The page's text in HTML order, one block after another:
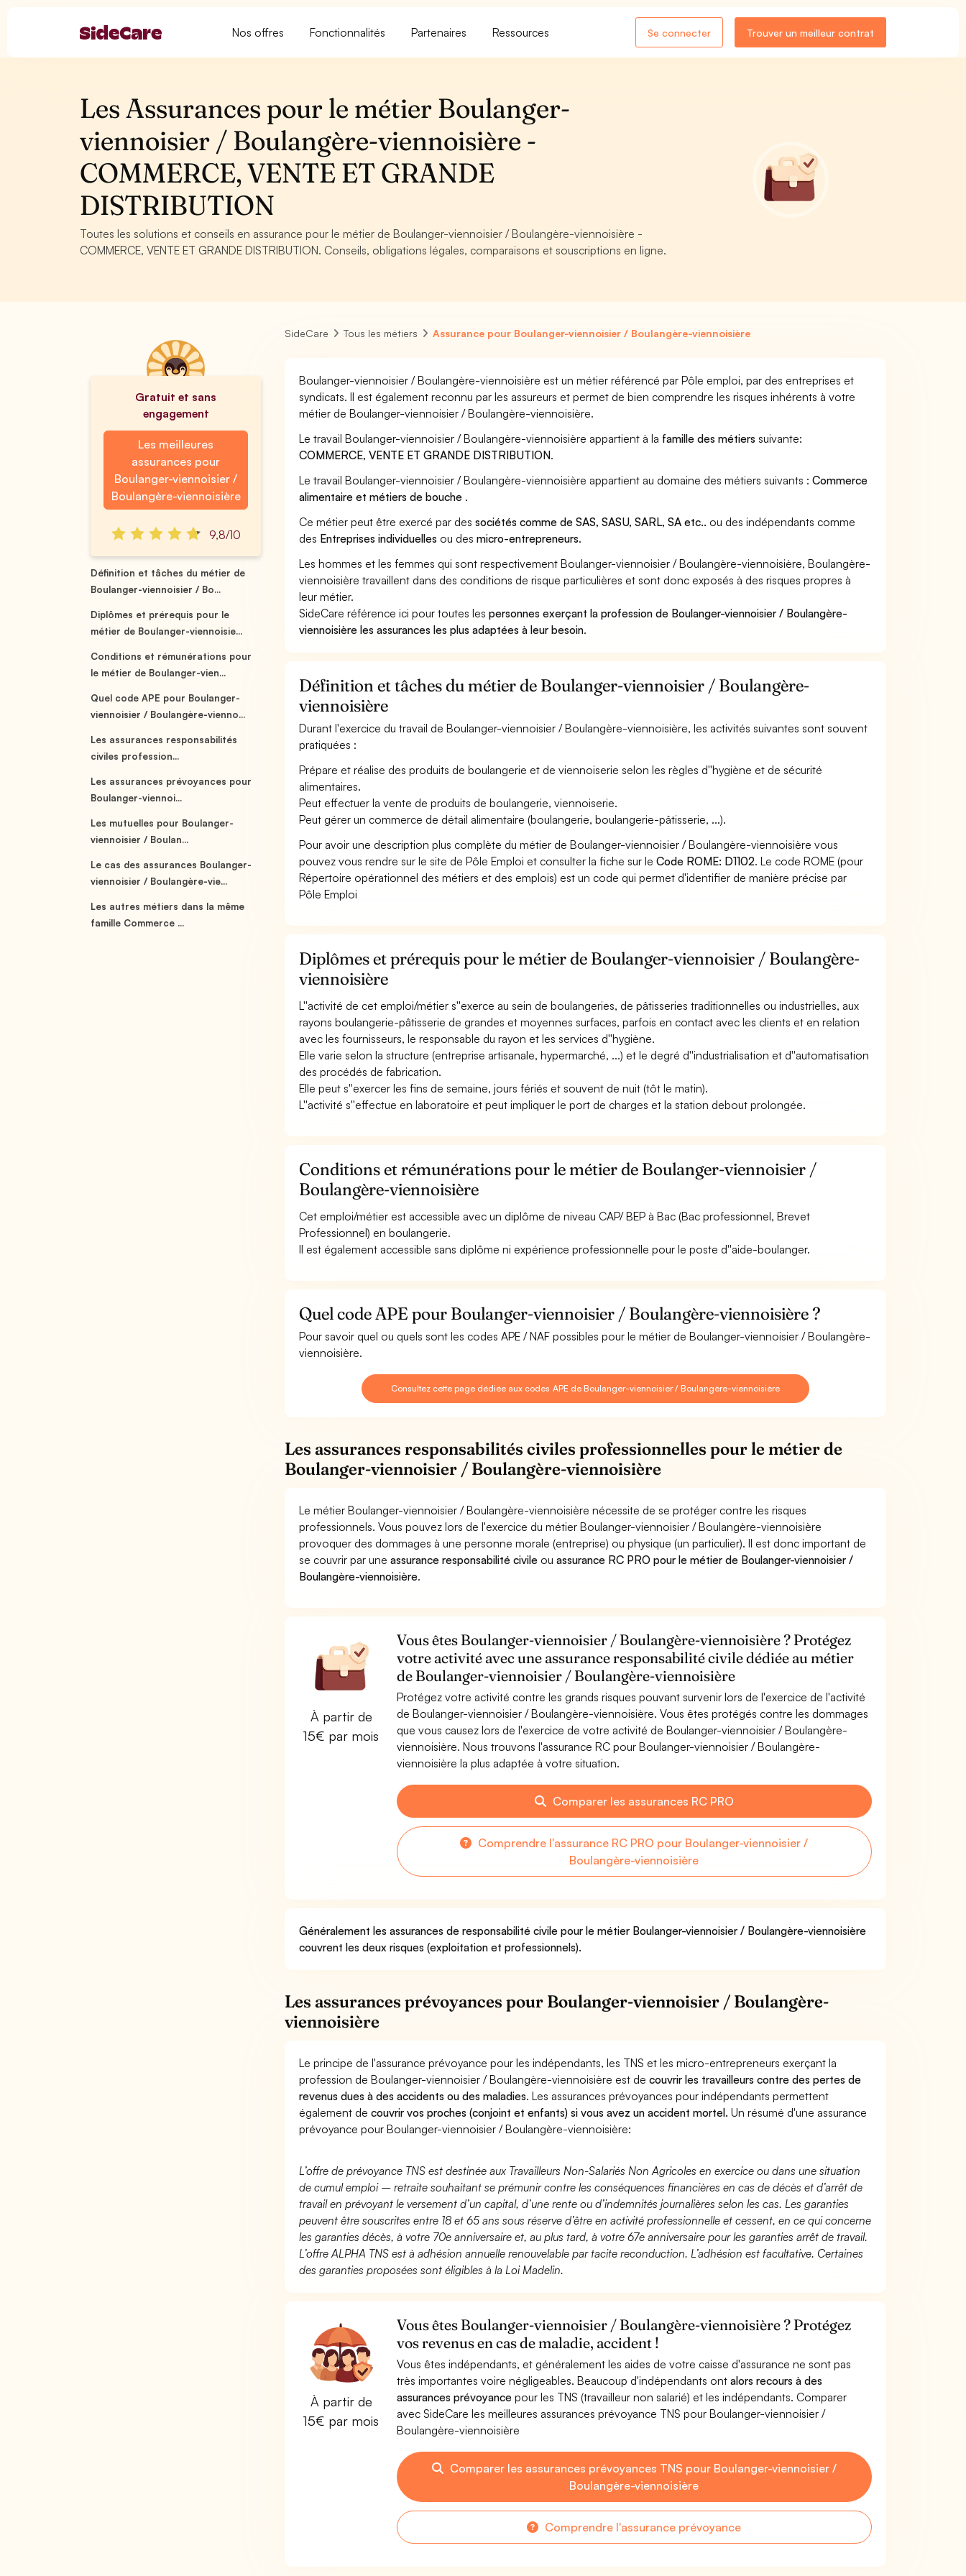
Nos offres Fonctionnalités Partenaires Ressources Se connecter Trouver un meilleur contrat
Les Assurances pour le métier Boulanger-
viennoisier / Boulangère-viennoisière -
COMMERCE, VENTE ET GRANDE
DISTRIBUTION
Toutes les solutions et conseils en assurance pour le métier de Boulanger-viennoisier / Boulangère-viennoisière -
COMMERCE, VENTE ET GRANDE DISTRIBUTION. Conseils, obligations légales, comparaisons et souscriptions en ligne.
Gratuit et sans
engagement
Les meilleures
assurances pour
Boulanger-viennoisier /
Boulangère-viennoisière
9,8/10
Définition et tâches du métier de
Boulanger-viennoisier / Bo...
Diplômes et prérequis pour le
métier de Boulanger-viennoisie...
Conditions et rémunérations pour
le métier de Boulanger-vien...
Quel code APE pour Boulanger-
viennoisier / Boulangère-vienno...
Les assurances responsabilités
civiles profession...
Les assurances prévoyances pour
Boulanger-viennoi...
Les mutuelles pour Boulanger-
viennoisier / Boulan...
Le cas des assurances Boulanger-
viennoisier / Boulangère-vie...
Les autres métiers dans la même
famille Commerce ...
SideCare Tous les métiers Assurance pour Boulanger-viennoisier / Boulangère-viennoisière
Boulanger-viennoisier / Boulangère-viennoisière est un métier référencé par Pôle emploi, par des entreprises et
syndicats. Il est également reconnu par les assureurs et permet de bien comprendre les risques inhérents à votre
métier de Boulanger-viennoisier / Boulangère-viennoisière.
Le travail Boulanger-viennoisier / Boulangère-viennoisière appartient à la famille des métiers suivante:
COMMERCE, VENTE ET GRANDE DISTRIBUTION.
Le travail Boulanger-viennoisier / Boulangère-viennoisière appartient au domaine des métiers suivants :Commerce
alimentaire et métiers de bouche .
Ce métier peut être exercé par dessociétés comme de SAS, SASU, SARL, SA etc.. ou des indépendants comme
des Entreprises individuelles ou desmicro-entrepreneurs.
Les hommes et les femmes qui sont respectivement Boulanger-viennoisier / Boulangère-viennoisière, Boulangère-
viennoisière travaillent dans des conditions de risque particulières et sont donc exposés à des risques propres à
leur métier.
SideCare référence ici pour toutes lespersonnes exerçant la profession de Boulanger-viennoisier / Boulangère-
viennoisière les assurances les plus adaptées à leur besoin.
Définition et tâches du métier de Boulanger-viennoisier / Boulangère-
viennoisière
Durant l'exercice du travail de Boulanger-viennoisier / Boulangère-viennoisière, les activités suivantes sont souvent
pratiquées :
Prépare et réalise des produits de boulangerie et de viennoiserie selon les règles d''hygiène et de sécurité
alimentaires.
Peut effectuer la vente de produits de boulangerie, viennoiserie.
Peut gérer un commerce de détail alimentaire (boulangerie, boulangerie-pâtisserie, ...).
Pour avoir une description plus complète du métier de Boulanger-viennoisier / Boulangère-viennoisière vous
pouvez vous rendre sur le site de Pôle Emploi et consulter la fiche sur leCode ROME: D1102. Le code ROME (pour
Répertoire opérationnel des métiers et des emplois) est un code qui permet d'identifier de manière précise par
Pôle Emploi
Diplômes et prérequis pour le métier de Boulanger-viennoisier / Boulangère-
viennoisière
L''activité de cet emploi/métier s''exerce au sein de boulangeries, de pâtisseries traditionnelles ou industrielles, aux
rayons boulangerie-pâtisserie de grandes et moyennes surfaces, parfois en contact avec les clients et en relation
avec les fournisseurs, le responsable du rayon et les services d''hygiène.
Elle varie selon la structure (entreprise artisanale, hypermarché, ...) et le degré d''industrialisation et d''automatisation
des procédés de fabrication.
Elle peut s''exercer les fins de semaine, jours fériés et souvent de nuit (tôt le matin).
L''activité s''effectue en laboratoire et peut impliquer le port de charges et la station debout prolongée.
Conditions et rémunérations pour le métier de Boulanger-viennoisier /
Boulangère-viennoisière
Cet emploi/métier est accessible avec un diplôme de niveau CAP/ BEP à Bac (Bac professionnel, Brevet
Professionnel) en boulangerie.
Il est également accessible sans diplôme ni expérience professionnelle pour le poste d''aide-boulanger.
Quel code APE pour Boulanger-viennoisier / Boulangère-viennoisière ?
Pour savoir quel ou quels sont les codes APE / NAF possibles pour le métier de Boulanger-viennoisier / Boulangère-
viennoisière.
Consultez cette page dédiée aux codes APE de Boulanger-viennoisier / Boulangère-viennoisière
Les assurances responsabilités civiles professionnelles pour le métier de
Boulanger-viennoisier / Boulangère-viennoisière
Le métier Boulanger-viennoisier / Boulangère-viennoisière nécessite de se protéger contre les risques
professionnels. Vous pouvez lors de l'exercice du métier Boulanger-viennoisier / Boulangère-viennoisière
provoquer des dommages à une personne morale (entreprise) ou physique (un particulier). Il est donc important de
se couvrir par uneassurance responsabilité civile ouassurance RC PRO pour le métier de Boulanger-viennoisier /
Boulangère-viennoisière.
À partir de
15€ par mois
Vous êtes Boulanger-viennoisier / Boulangère-viennoisière ? Protégez
votre activité avec une assurance responsabilité civile dédiée au métier
de Boulanger-viennoisier / Boulangère-viennoisière
Protégez votre activité contre les grands risques pouvant survenir lors de l'exercice de l'activité
de Boulanger-viennoisier / Boulangère-viennoisière. Vous êtes protégés contre les dommages
que vous causez lors de l'exercice de votre activité de Boulanger-viennoisier / Boulangère-
viennoisière. Nous trouvons l'assurance RC pour Boulanger-viennoisier / Boulangère-
viennoisière la plus adaptée à votre situation.
Comparer les assurances RC PRO
Comprendre l'assurance RC PRO pour Boulanger-viennoisier /
Boulangère-viennoisière
Généralement les assurances de responsabilité civile pour le métier Boulanger-viennoisier / Boulangère-viennoisière
couvrent les deux risques (exploitation et professionnels).
Les assurances prévoyances pour Boulanger-viennoisier / Boulangère-
viennoisière
Le principe de l'assurance prévoyance pour les indépendants, les TNS et les micro-entrepreneurs exerçant la
profession de Boulanger-viennoisier / Boulangère-viennoisière est decouvrir les travailleurs contre des pertes de
revenus dues à des accidents ou des maladies. Les assurances prévoyances pour indépendants permettent
également decouvrir vos proches (conjoint et enfants) si vous avez un accident mortel. Un résumé d'une assurance
prévoyance pour Boulanger-viennoisier / Boulangère-viennoisière:
L’offre de prévoyance TNS est destinée aux Travailleurs Non-Salariés Non Agricoles en exercice ou dans une situation
de cumul emploi – retraite souhaitant se prémunir contre les conséquences financières en cas de décès et d’arrêt de
travail en prévoyant le versement d’un capital, d’une rente ou d’indemnités journalières selon les cas. Les garanties
peuvent être souscrites entre 18 et 65 ans sous réserve d’être en activité professionnelle et cessent, en ce qui concerne
les garanties décès, à votre 70e anniversaire et, au plus tard, à votre 67e anniversaire pour les garanties arrêt de travail.
L’offre ALPHA TNS est à adhésion annuelle renouvelable par tacite reconduction. L’adhésion est facultative. Certaines
des garanties proposées sont éligibles à la Loi Madelin.
À partir de
15€ par mois
Vous êtes Boulanger-viennoisier / Boulangère-viennoisière ? Protégez
vos revenus en cas de maladie, accident !
Vous êtes indépendants, et généralement les aides de votre caisse d'assurance ne sont pas
très importantes voire négligeables. Beaucoup d'indépendants ont alors recours à des
assurances prévoyancepour les TNS (travailleur non salarié) et les indépendants. Comparer
avec SideCare les meilleures assurances prévoyance TNS pour Boulanger-viennoisier /
Boulangère-viennoisière
Comparer les assurances prévoyances TNS pour Boulanger-viennoisier /
Boulangère-viennoisière
Comprendre l'assurance prévoyance